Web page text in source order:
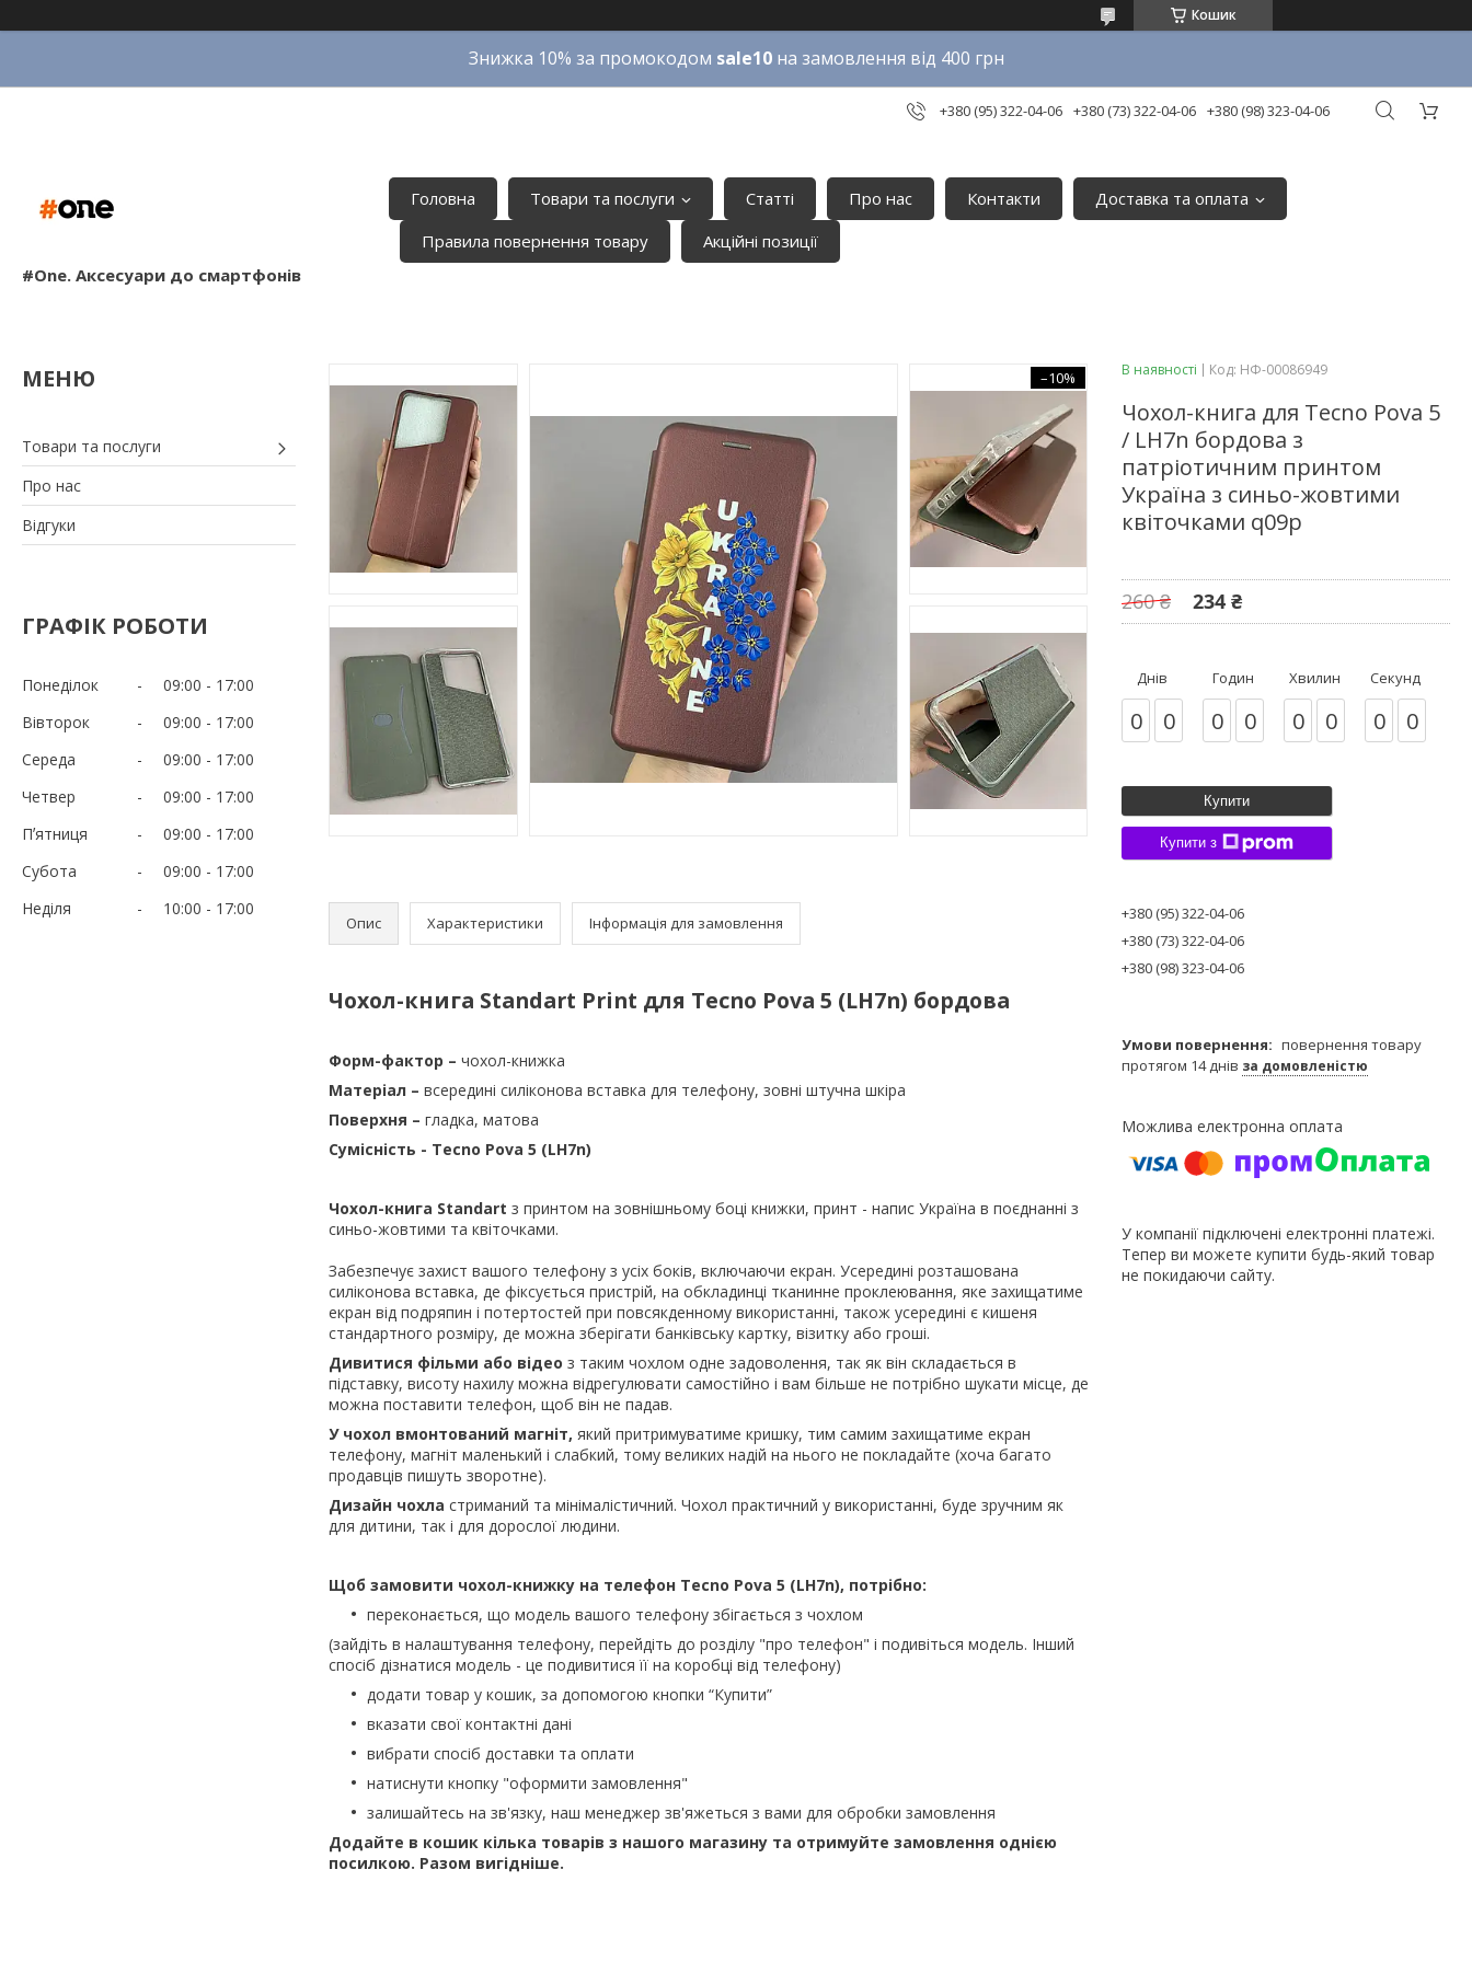
Кошик
Знижка 10% за промокодом sale10на замовлення від 400 грн
+380 (95) 322-04-06 +380 (73) 322-04-06 +380 (98) 323-04-06
#One. Аксесуари до смартфонів
Головна Товари та послуги Статті Про нас Контакти
Доставка та оплата
Правила повернення товару
Акційні позиції
Товари та послуги
Про нас
Відгуки
ГРАФІК РОБОТИ
Понеділок 09:00
17:00
Вівторок
09:00
17:00
Середа
09:00
17:00
Четвер
09:00
17:00
Пʼятниця
09:00
17:00
Субота
09:00
17:00
Неділя
10:00 17:00
–10%
Опис Характеристики Інформація для замовлення
Чохол-книга Standart Print для Tecno Pova 5 (LH7n) бордова
Форм-фактор – чохол-книжка
Матеріал – всередині силіконова вставка для телефону, зовні штучна шкіра
Поверхня – гладка, матова
Сумісність - Tecno Pova 5 (LH7n)
Чохол-книга Standart з принтом на зовнішньому боці книжки, принт - напис Україна в поєднанні з
синьо-жовтими та квіточками.
Забезпечує захист вашого телефону з усіх боків, включаючи екран. Усередині розташована
силіконова вставка, де фіксується пристрій, на обкладинці тканинне проклеювання, яке захищатиме
екран від подряпин і потертостей при повсякденному використанні, також усередині є кишеня
стандартного розміру, де можна зберігати банківську картку, візитку або гроші.
Дивитися фільми або відео з таким чохлом одне задоволення, так як він складається в
підставку, висоту нахилу можна відрегулювати самостійно і вам більше не потрібно шукати місце, де
можна поставити телефон, щоб він не падав.
У чохол вмонтований магніт, який притримуватиме кришку, тим самим захищатиме екран
телефону, магніт маленький і слабкий, тому великих надій на нього не покладайте (хоча багато
продавців пишуть зворотне).
Дизайн чохла стриманий та мінімалістичний. Чохол практичний у використанні, буде зручним як
для дитини, так і для дорослої людини.
Щоб замовити чохол-книжку на телефон Tecno Pova 5 (LH7n), потрібно:
переконається, що модель вашого телефону збігається з чохлом
(зайдіть в налаштування телефону, перейдіть до розділу "про телефон" і подивіться модель. Інший
спосіб дізнатися модель - це подивитися її на коробці від телефону)
додати товар у кошик, за допомогою кнопки “Купити”
вказати свої контактні дані
вибрати спосіб доставки та оплати
натиснути кнопку "оформити замовлення"
залишайтесь на зв'язку, наш менеджер зв'яжеться з вами для обробки замовлення
Додайте в кошик кілька товарів з нашого магазину та отримуйте замовлення однією
посилкою. Разом вигідніше.
В наявності Код: НФ-00086949
Чохол-книга для Tecno Pova 5
/ LH7n бордова з
патріотичним принтом
Україна з синьо-жовтими
квіточками q09p
260 ₴ 234 ₴
Днів
0 0
Годин
0 0
Хвилин
0 0
Секунд
0 0
Купити
Купити з
+380 (95) 322-04-06
+380 (73) 322-04-06
+380 (98) 323-04-06
повернення товару
протягом 14 днів за домовленістю
У компанії підключені електронні платежі.
Тепер ви можете купити будь-який товар
не покидаючи сайту.